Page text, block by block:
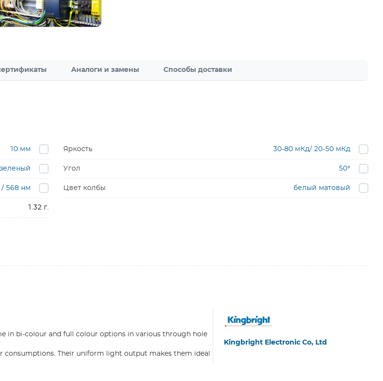
Аналоги и замены Способы доставки
10 мм
568 нм
Яркость 30-80 мКд/ 20-50 мКд
Угол 50°
Цвет колбы белый матовый
1.32 г.
in bi-colour and full colour options in various through hole
Their uniform light output makes them ideal
Kingbright Electronic Co, Ltd